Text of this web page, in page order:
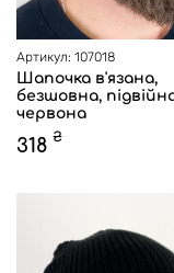
Артикул: 107018
Шапочка в'язана,
безшовна,
червона
318 ₴